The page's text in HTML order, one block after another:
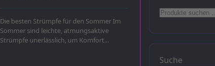
Die besten Strümpfe für den Sommer Im
Sommer sind leichte, atmungsaktive
Strümpfe unerlässlich, um Komfort...
Suchen
nach:
Suche